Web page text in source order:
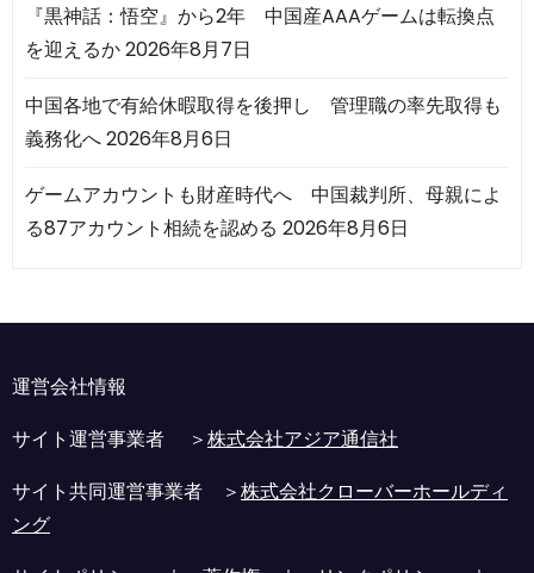
『黒神話：悟空』から2年 中国産AAAゲームは転換点
を迎えるか2026年8月7日
中国各地で有給休暇取得を後押し 管理職の率先取得も
義務化へ2026年8月6日
ゲームアカウントも財産時代へ 中国裁判所、母親によ
る87アカウント相続を認める 2026年8月6日
運営会社情報
サイト運営事業者 ＞株式会社アジア通信社
サイト共同運営事業者 ＞株式会社クローバーホールディ
ング